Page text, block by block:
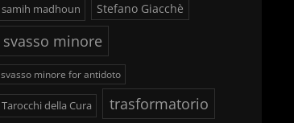
samih madhoun Stefano Giacchè
svasso minore
svasso minore for antidoto
Tarocchi della Cura trasformatorio